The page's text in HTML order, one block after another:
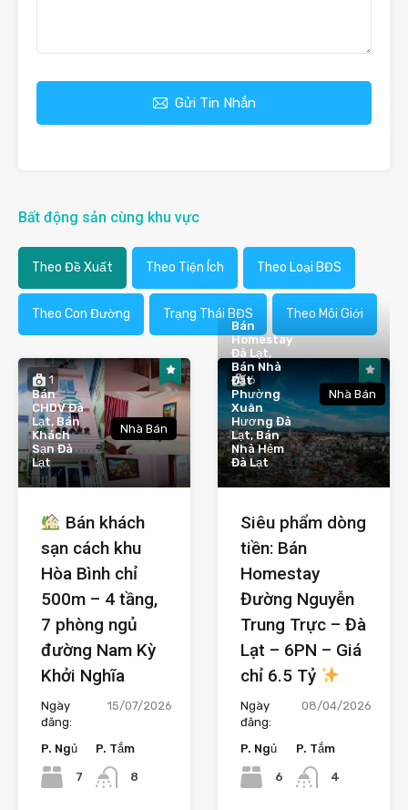
Gửi Tin Nhắn
Bất động sản cùng khu vực
Theo Đề Xuất Theo Tiện Ích Theo Loại BĐS
Theo Con Đường Trạng Thái BĐS Theo Môi Giới
1
Bán
CHDV Đà
Lạt, Bán
Khách
Sạn Đà
Lạt
Nhà Bán
Bán khách
sạn cách khu
Hòa Bình chỉ
500m – 4 tầng,
7 phòng ngủ
đường Nam Kỳ
Khởi Nghĩa
Ngày
đăng:
15/07/2026
P. Ngủ
7
P. Tắm
8
6
Bán
Homestay
Đà Lạt,
Bán Nhà
Đất
Phường
Xuân
Hương Đà
Lạt, Bán
Nhà Hẻm
Đà Lạt
Nhà Bán
Siêu phẩm dòng
tiền: Bán
Homestay
Đường Nguyễn
Trung Trực – Đà
Lạt – 6PN – Giá
chỉ 6.5 Tỷ
Ngày
đăng:
08/04/2026
P. Ngủ
6
P. Tắm
4